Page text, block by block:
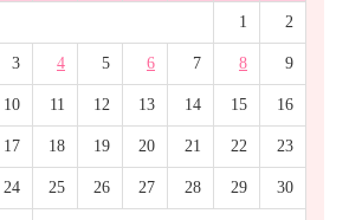
1 2
3 4 5 6 7 8 9
10 11 12 13 14 15 16
17 18 19 20 21 22 23
24 25 26 27 28 29 30